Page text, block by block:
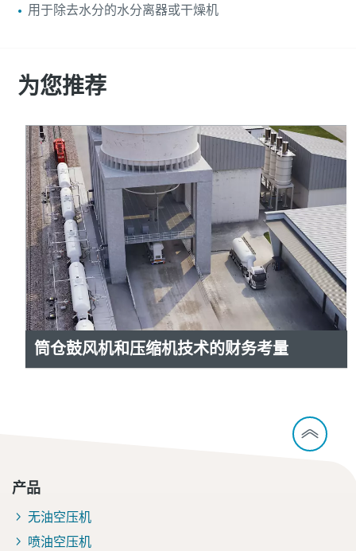
用于除去水分的水分离器或干燥机
为您推荐
筒仓鼓风机和压缩机技术的财务考量
产品
无油空压机
喷油空压机